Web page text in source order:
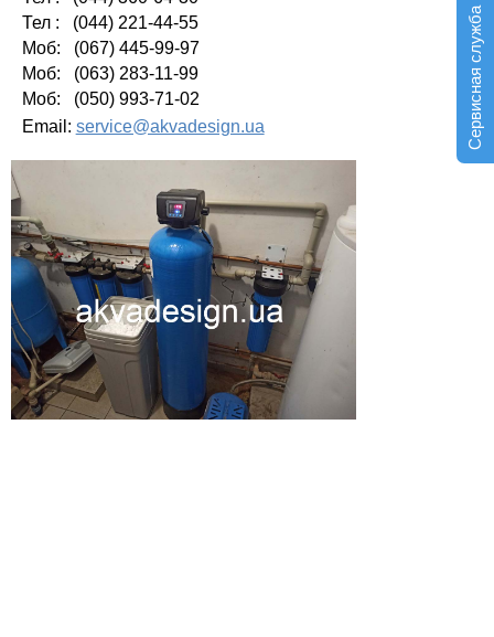
Сервисная служба
Тел : (044) 221-44-55
Моб: (067) 445-99-97
Моб: (063) 283-11-99
Моб: (050) 993-71-02
Email: service@akvadesign.ua